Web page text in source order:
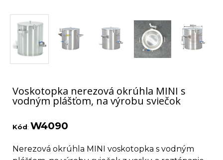
Voskotopka nerezová okrúhla MINI s
vodným plášťom, na výrobu sviečok
Kód: W4090
Nerezová okrúhla MINI voskotopka s vodným